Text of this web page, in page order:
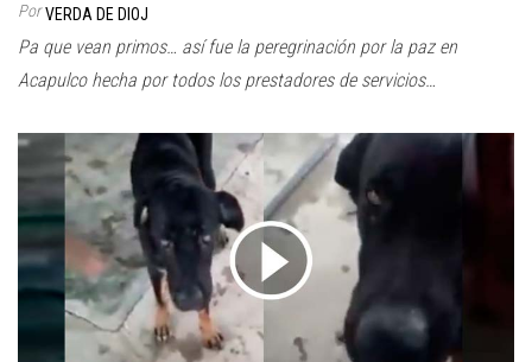
Por VERDA DE DIOJ
Pa que vean primos… así fue la peregrinación por la paz en
Acapulco hecha por todos los prestadores de servicios…